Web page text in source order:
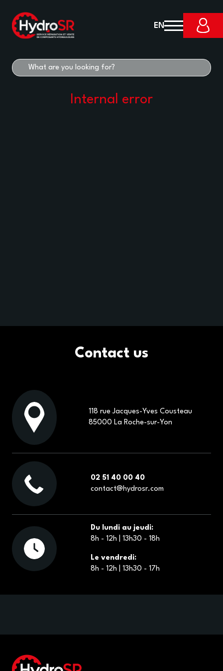
PARTS AND COMPONENTS
EN
Internal error
Contact us
118 rue Jacques-Yves Cousteau
85000 La Roche-sur-Yon
02 51 40 00 40
contact@hydrosr.com
Du lundi au jeudi:
8h - 12h | 13h30 - 18h
Le vendredi:
8h - 12h | 13h30 - 17h